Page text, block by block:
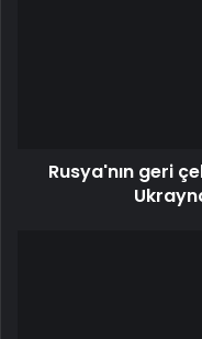
Rusya'nın geri